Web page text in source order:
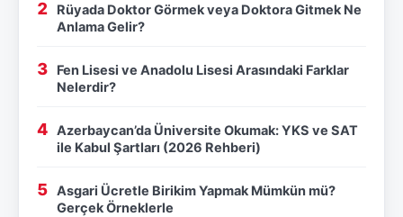
Rüyada Doktor Görmek veya Doktora Gitmek Ne
Anlama Gelir?
Fen Lisesi ve Anadolu Lisesi Arasındaki Farklar
Nelerdir?
Azerbaycan’da Üniversite Okumak: YKS ve SAT
ile Kabul Şartları (2026 Rehberi)
Asgari Ücretle Birikim Yapmak Mümkün mü?
Gerçek Örneklerle